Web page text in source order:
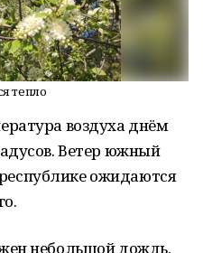
тепло
воздуха днём
Ветер южный
ожидаются
небольшой дождь,